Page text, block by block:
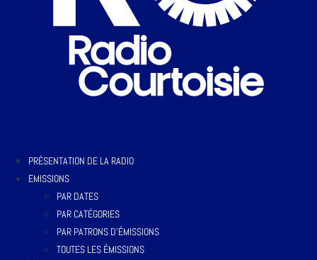
PRÉSENTATION DE LA RADIO
EMISSIONS
PAR DATES
PAR CATÉGORIES
PAR PATRONS D’ÉMISSIONS
TOUTES LES ÉMISSIONS